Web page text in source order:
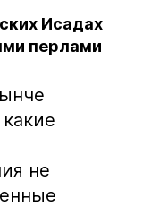
Исадах
перлами
какие
не